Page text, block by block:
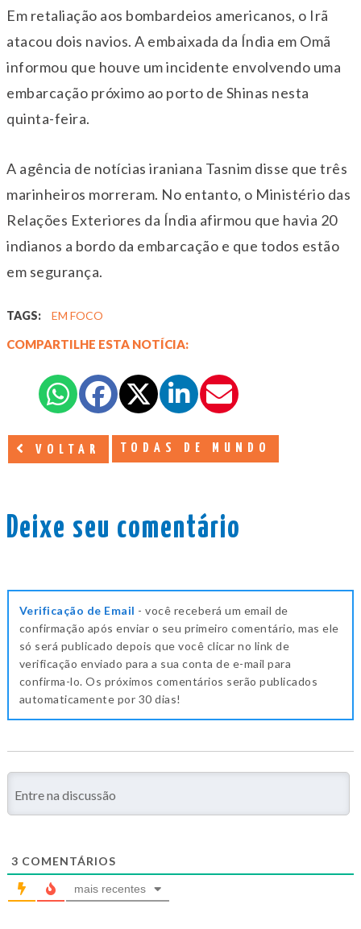
Em retaliação aos bombardeios americanos, o Irã
atacou dois navios. A embaixada da Índia em Omã
informou que houve um incidente envolvendo uma
embarcação próximo ao porto de Shinas nesta
quinta-feira.
A agência de notícias iraniana Tasnim disse que três
marinheiros morreram. No entanto, o Ministério das
Relações Exteriores da Índia afirmou que havia 20
indianos a bordo da embarcação e que todos estão
em segurança.
TAGS: EM FOCO
COMPARTILHE ESTA NOTÍCIA:
VOLTAR TODAS DE MUNDO
Deixe seu comentário
Verificação de Email - você receberá um email de
confirmação após enviar o seu primeiro comentário, mas ele
só será publicado depois que você clicar no link de
verificação enviado para a sua conta de e-mail para
confirma-lo. Os próximos comentários serão publicados
automaticamente por 30 dias!
3 COMENTÁRIOS
mais recentes